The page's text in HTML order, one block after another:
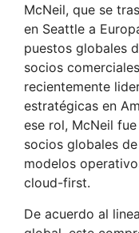
McNeil, que se
en Seattle a
puestos globales
socios
recientemente
estratégicas en
ese rol, McNeil
socios globales
modelos
cloud-first.
De acuerdo al